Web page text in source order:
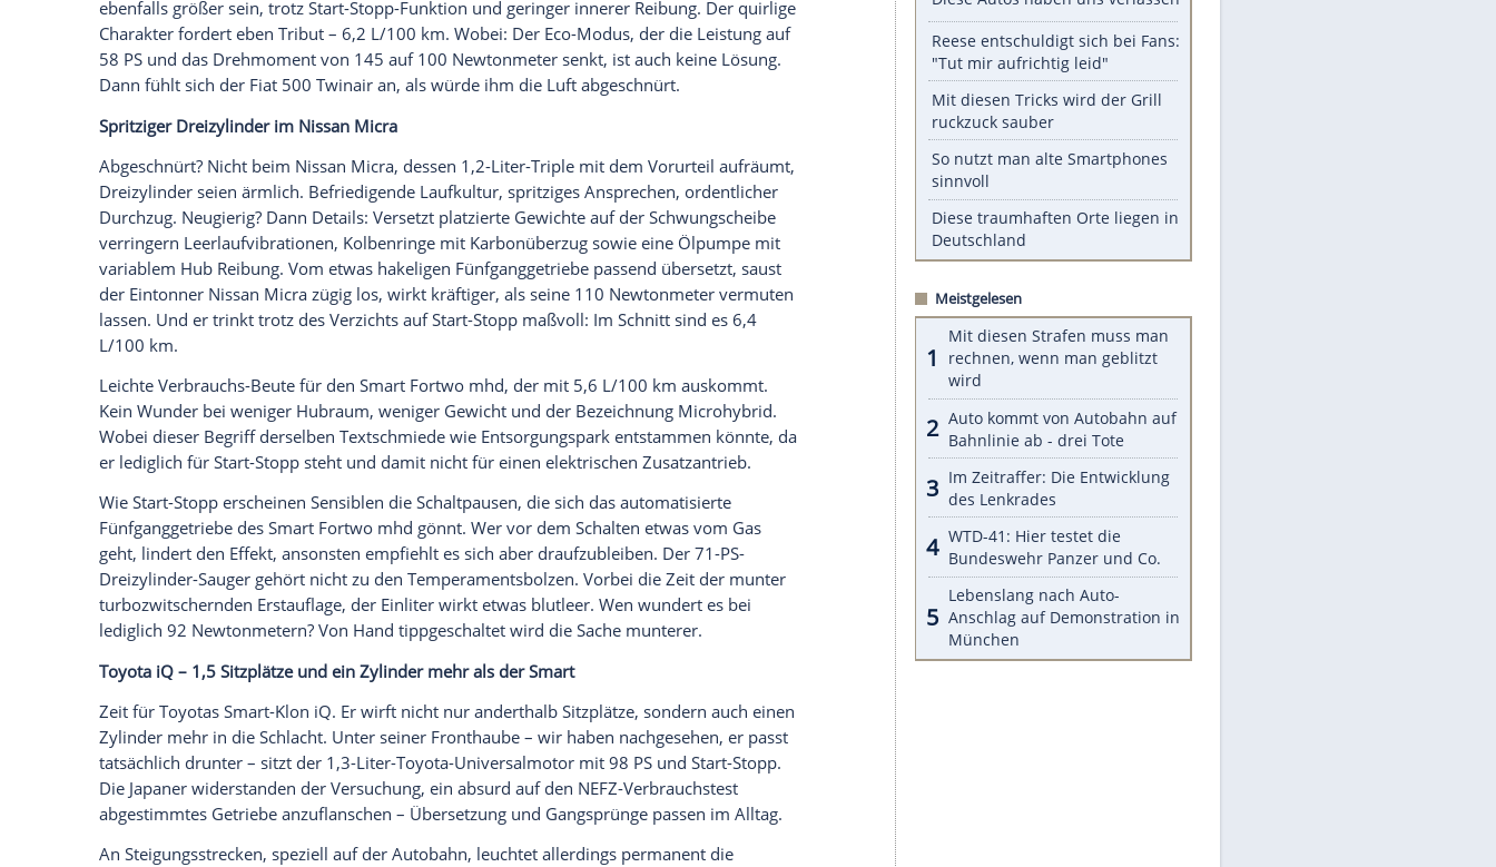
nicht fallen lassen, sonst wirds müde, trotz des maximalen Drehmoments bei 1.900/min.
Darüber kommt umso mehr Leben in die Zweizylinder-Bude.
Glomex GmbH
Wir benötigen Ihre Zustimmung, um den von unserer Redaktion eingebundenen Inhalt von Glomex GmbH
anzuzeigen. Sie können diesen mit einem Klick anzeigen lassen und auch wieder deaktivieren.
jetzt aktivieren
Ich bin damit einverstanden, dass mir externe Inhalte angezeigt werden. Damit können personenbezogene
Daten an Drittplattformen übermittelt werden.Mehr dazu in unseren Datenschutzhinweisen.
Energiegeladen vibrierend und aggressiv knurrend schiebt er den 1.028 Kilogramm-
ViersitzerFiat500 Twinair an. Schade, dass seinFünfganggetriebenicht exakter
funktioniert, dann wäre das Vergnügen noch größer. Die Freude an der könnte
ebenfalls größer sein, trotz Start-Stopp-Funktion und geringer innererReibung
. Der quirlige
Charakter fordert eben Tribut – 6,2 L/100 km. Wobei: Der Eco-Modus, der die Leistung auf
58 PS und das Drehmoment von 145 auf 100Newtonmetersenkt, ist auch keine Lösung.
Dann fühlt sich derFiat500 Twinair an, als würde ihm die Luft abgeschnürt.
SpritzigerDreizylinderimNissanMicra
Abgeschnürt? Nicht beimNissanMicra, dessen 1,2-Liter-Triple mit dem Vorurteil aufräumt,
Dreizylinderseien ärmlich. Befriedigende Laufkultur, spritziges Ansprechen, ordentlicher
Durchzug. Neugierig? Dann Details: Versetzt platzierte Gewichte auf der Schwungscheibe
verringern Leerlaufvibrationen, Kolbenringe mit Karbonüberzug sowie eine Ölpumpe mit
variablem HubReibung . Vom etwas hakeligenFünfganggetriebepassend übersetzt, saust
der EintonnerNissanMicrazügig los, wirkt kräftiger, als seine 110Newtonmeter
vermuten
lassen. Und er trinkt trotz des Verzichts auf Start-Stopp maßvoll: Im Schnitt sind es 6,4
L/100 km.
Unsere Themen-Highlights
Trump: Neuer Anlauf für
Geburtsrecht
Das machen die "Star Search"-
Diese Autos haben uns verlassen
Reese entschuldigt sich bei Fans:
"Tut mir aufrichtig leid"
Mit diesen Tricks wird der Grill
ruckzuck sauber
So nutzt man alte Smartphones
sinnvoll